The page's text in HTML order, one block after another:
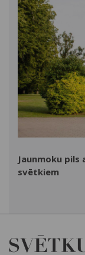
Jaunmoku pils
svētkiem